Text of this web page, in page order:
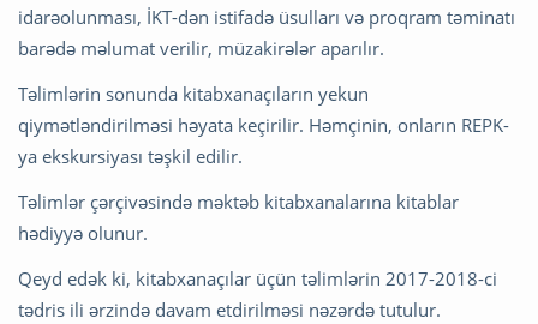
idarəolunması, İKT-dən istifadə üsulları və proqram təminatı
barədə məlumat verilir, müzakirələr aparılır.
Təlimlərin sonunda kitabxanaçıların yekun
qiymətləndirilməsi həyata keçirilir. Həmçinin, onların REPK-
ya ekskursiyası təşkil edilir.
Təlimlər çərçivəsində məktəb kitabxanalarına kitablar
hədiyyə olunur.
Qeyd edək ki, kitabxanaçılar üçün təlimlərin 2017-2018-ci
tədris ili ərzində davam etdirilməsi nəzərdə tutulur.